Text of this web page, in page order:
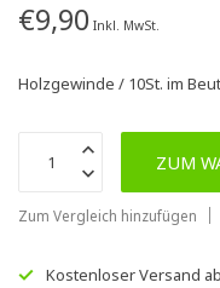
€9,90 Inkl. MwSt.
Holzgewinde / 10St. im
ZUM
Zum Vergleich hinzufügen
Kostenloser Versand